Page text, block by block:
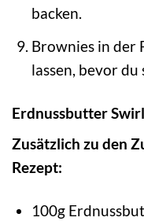
backen.
Brownies in der
lassen, bevor du
Erdnussbutter
Zusätzlich zu den
Rezept:
100g